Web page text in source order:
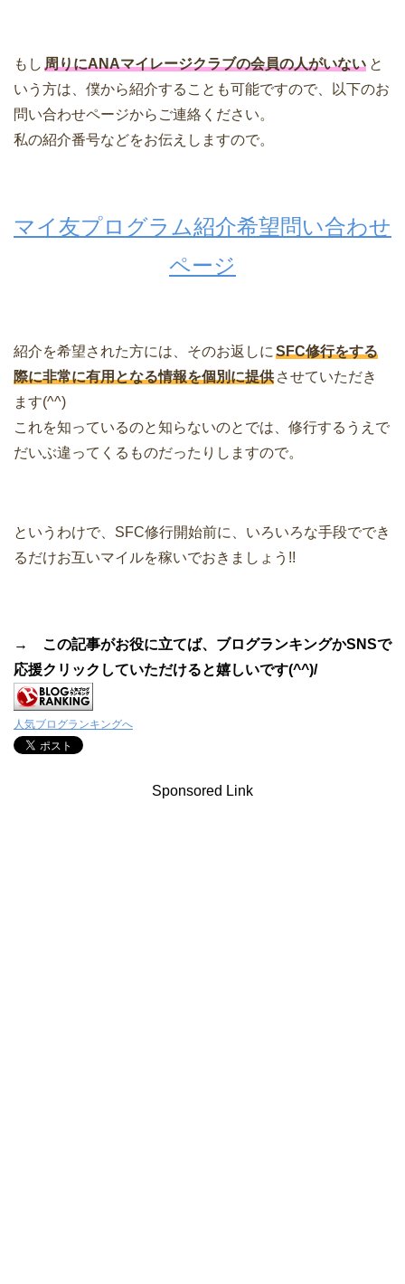
もし 周りにANAマイレージクラブの会員の人がいない と
いう方は、僕から紹介することも可能ですので、以下のお
問い合わせページからご連絡ください。
私の紹介番号などをお伝えしますので。
マイ友プログラム紹介希望問い合わせ
ページ
紹介を希望された方には、そのお返しに SFC修行をする
際に非常に有用となる情報を個別に提供 させていただき
ます(^^)
これを知っているのと知らないのとでは、修行するうえで
だいぶ違ってくるものだったりしますので。
というわけで、SFC修行開始前に、いろいろな手段ででき
るだけお互いマイルを稼いでおきましょう!!
→ この記事がお役に立てば、ブログランキングかSNSで
応援クリックしていただけると嬉しいです(^^)/
人気ブログランキングへ
Sponsored Link